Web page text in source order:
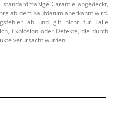
Garantie abgedeckt,
ab dem Kaufdatum anerkannt wird.
ab und gilt nicht für Fälle
Explosion oder Defekte, die durch
verursacht wurden.